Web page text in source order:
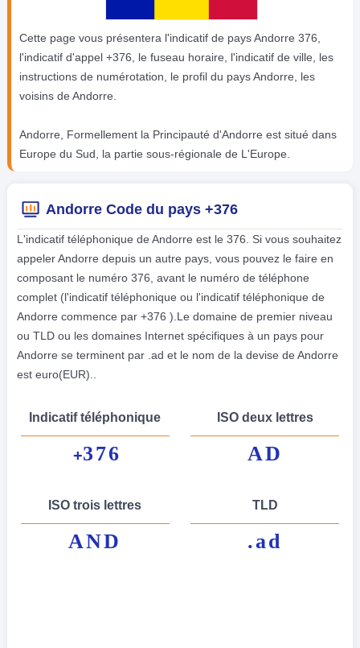
Cette page vous présentera l'indicatif de pays Andorre 376,
l'indicatif d'appel +376, le fuseau horaire, l'indicatif de ville, les
instructions de numérotation, le profil du pays Andorre, les
voisins de Andorre.
Andorre, Formellement la Principauté d'Andorre est situé dans
Europe du Sud, la partie sous-régionale de L'Europe.
Andorre Code du pays +376
L'indicatif téléphonique de Andorre est le 376. Si vous souhaitez
appeler Andorre depuis un autre pays, vous pouvez le faire en
composant le numéro 376, avant le numéro de téléphone
complet (l'indicatif téléphonique ou l'indicatif téléphonique de
Andorre commence par +376 ).Le domaine de premier niveau
ou TLD ou les domaines Internet spécifiques à un pays pour
Andorre se terminent par .ad et le nom de la devise de Andorre
est euro(EUR)..
Indicatif téléphonique
+376
ISO deux lettres
AD
ISO trois lettres
AND
TLD
.ad